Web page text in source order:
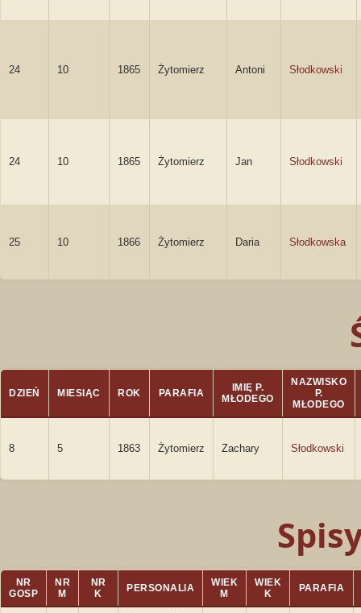
24 10 1865 Żytomierz Antoni Słodkowski
24 10 1865 Żytomierz Jan Słodkowski
25 10 1866 Żytomierz Daria Słodkowska
DZIEŃ MIESIĄC ROK PARAFIA
IMIĘ P.
MŁODEGO
NAZWISKO
P.
MŁODEGO
8 5 1863 Żytomierz Zachary Słodkowski
NR
GOSP
NR
M
NR
K
PERSONALIA
WIEK
M
WIEK
K
PARAFIA